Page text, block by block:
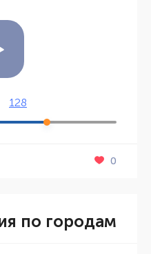
128
0
по городам